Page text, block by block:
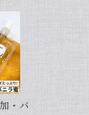
だきまして、
！こちらこそ
ただき感謝申
ざいました
くほのかに香
しくださいま
ろしくお願い
・バ